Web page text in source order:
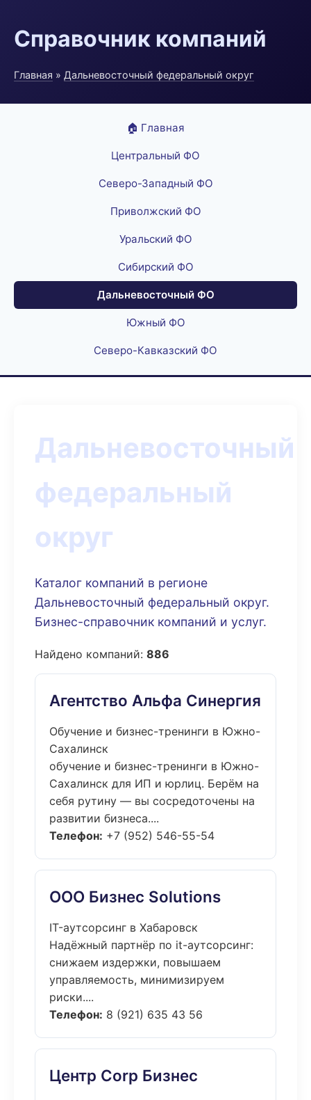
Справочник компаний
Главная » Дальневосточный федеральный округ
🏠 Главная
Центральный ФО
Северо-Западный ФО
Приволжский ФО
Уральский ФО
Сибирский ФО
Дальневосточный ФО
Южный ФО
Северо-Кавказский ФО
Дальневосточный
федеральный
округ
Каталог компаний в регионе
Дальневосточный федеральный округ.
Бизнес-справочник компаний и услуг.
Найдено компаний: 886
Агентство Альфа Синергия
Обучение и бизнес-тренинги в Южно-
Сахалинск
обучение и бизнес-тренинги в Южно-
Сахалинск для ИП и юрлиц. Берём на
себя рутину — вы сосредоточены на
развитии бизнеса....
Телефон: +7 (952) 546-55-54
ООО Бизнес Solutions
IT-аутсорсинг в Хабаровск
Надёжный партнёр по it-аутсорсинг:
снижаем издержки, повышаем
управляемость, минимизируем
риски....
Телефон: 8 (921) 635 43 56
Центр Corp Бизнес